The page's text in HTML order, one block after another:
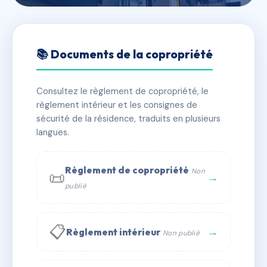
1 RUE DE REISET
✓ Immatriculée 🏠 10 lots 🏗 1 bâtiment(s)
📞 Contacter Syndic Digital
📚 Documents de la copropriété
Consultez le règlement de copropriété, le
règlement intérieur et les consignes de
sécurité de la résidence, traduits en plusieurs
langues.
📜Règlement de copropriété Non
publié
→
📋Règlement intérieur Non publié →